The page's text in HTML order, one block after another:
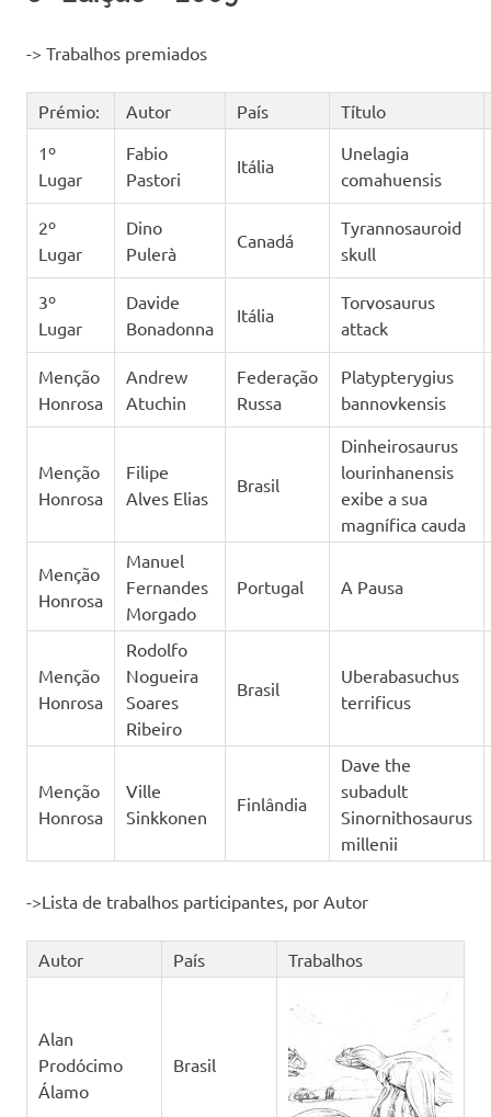
-> Trabalhos premiados
Prémio: Autor País
Título
1º
Lugar
Fabio
Pastori
Itália
Unelagia
comahuensis
2º
Lugar
Dino
Pulerà
Canadá
Tyrannosauroid
skull
3º
Lugar
Davide
Bonadonna
Itália
Torvosaurus
attack
Menção
Honrosa
Andrew
Atuchin
Federação
Russa
Platypterygius
bannovkensis
Menção
Honrosa
Filipe
Alves Elias
Brasil
Dinheirosaurus
lourinhanensis
exibe a sua
magnífica cauda
Menção
Honrosa
Manuel
Fernandes
Morgado
Portugal A Pausa
Menção
Honrosa
Rodolfo
Nogueira
Soares
Ribeiro
Brasil
Uberabasuchus
terrificus
Menção
Honrosa
Ville
Sinkkonen
Finlândia
Dave the
subadult
Sinornithosaurus
millenii
->Lista de trabalhos participantes, por Autor
Autor País Trabalhos
Alan
Prodócimo
Álamo
Brasil